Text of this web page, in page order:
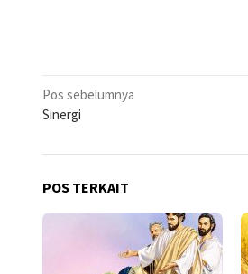
Navigasi
pos
Pos sebelumnya
Sinergi
POS TERKAIT